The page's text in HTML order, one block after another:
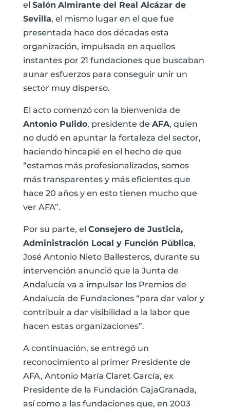
el Salón Almirante del Real Alcázar de
Sevilla, el mismo lugar en el que fue
presentada hace dos décadas esta
organización, impulsada en aquellos
instantes por 21 fundaciones que buscaban
aunar esfuerzos para conseguir unir un
sector muy disperso.
El acto comenzó con la bienvenida de
Antonio Pulido, presidente de AFA, quien
no dudó en apuntar la fortaleza del sector,
haciendo hincapié en el hecho de que
“estamos más profesionalizados, somos
más transparentes y más eficientes que
hace 20 años y en esto tienen mucho que
ver AFA”.
Por su parte, el Consejero de Justicia,
Administración Local y Función Pública,
José Antonio Nieto Ballesteros, durante su
intervención anunció que la Junta de
Andalucía va a impulsar los Premios de
Andalucía de Fundaciones “para dar valor y
contribuir a dar visibilidad a la labor que
hacen estas organizaciones”.
A continuación, se entregó un
reconocimiento al primer Presidente de
AFA, Antonio María Claret García, ex
Presidente de la Fundación CajaGranada,
así como a las fundaciones que, en 2003